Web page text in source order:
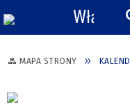
MAPA STRONY
Włącz